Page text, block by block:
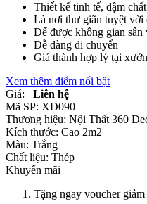
Thiết kế tinh tế, đậm
Là nơi thư giãn tuyệt vời
Để được không gian sân
Dễ dàng di chuyển
Giá thành hợp lý tại
Xem thêm điểm nổi bật
Giá:
Liên hệ
Mã SP: XD090
Thương hiệu: Nội Thất 360
Kích thước: Cao 2m2
Màu: Trắng
Chất liệu: Thép
Khuyến mãi
Tặng ngay voucher